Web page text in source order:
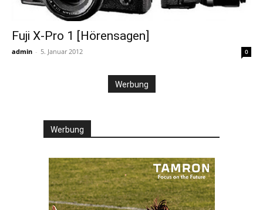
Fuji X-Pro 1 [Hörensagen]
admin - 5. Januar 2012 0
Werbung
Werbung